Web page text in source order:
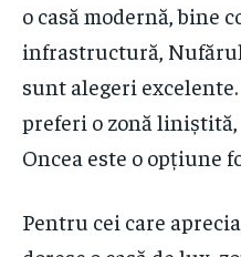
o casă modernă, bine
infrastructură,
sunt alegeri
preferi o zonă liniștită,
Oncea este o opțiune
Pentru cei care